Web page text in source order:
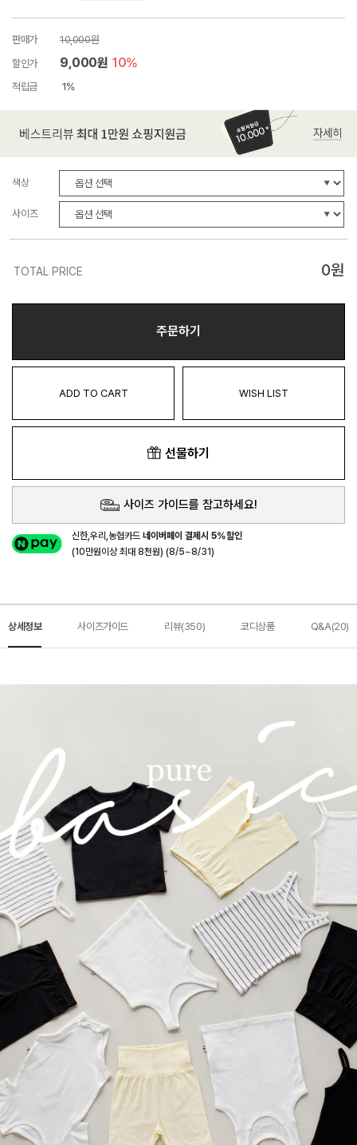
판매가
10,000원
할인가
9,000원 10%
적립금 1%
색상
사이즈
TOTAL PRICE 0원
주문하기
ADD TO CART WISH LIST
선물하기
사이즈 가이드를 참고하세요!
신한,우리,농협카드네이버페이 결제시 5%할인
(10만원이상 최대 8천원) (8/5~8/31)
상세정보 사이즈가이드 리뷰(350) 코디상품 Q&A(20)